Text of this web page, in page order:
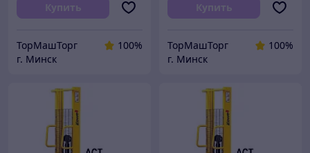
Купить
ТорМашТорг
100%
г. Минск
Купить
ТорМашТорг
100%
г. Минск